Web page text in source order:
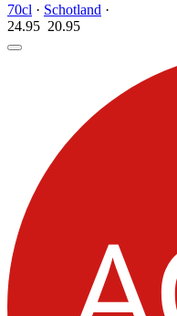
70cl · Schotland ·
24.95 20.95